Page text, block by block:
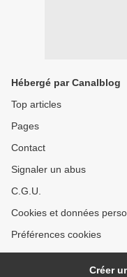
Hébergé par Canalblog
Top articles
Pages
Contact
Signaler un abus
C.G.U.
Cookies et données
Préférences cookies
Créer